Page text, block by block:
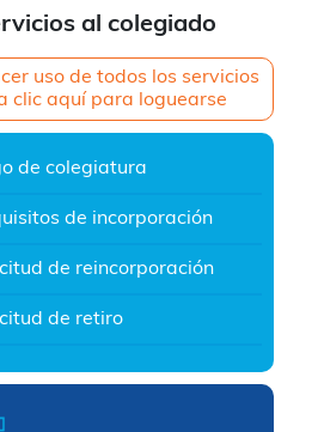
al colegiado
uso de todos los servicios
clic aquí para loguearse
de colegiatura
de incorporación
de reincorporación
de retiro